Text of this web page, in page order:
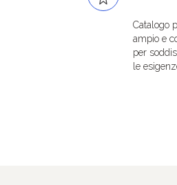
Catalogo
ampio e
per
le